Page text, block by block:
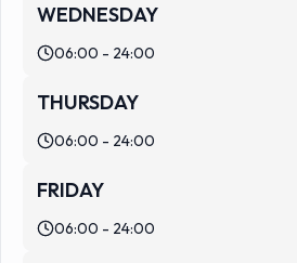
WEDNESDAY
06:00 - 24:00
THURSDAY
06:00 - 24:00
FRIDAY
06:00 - 24:00